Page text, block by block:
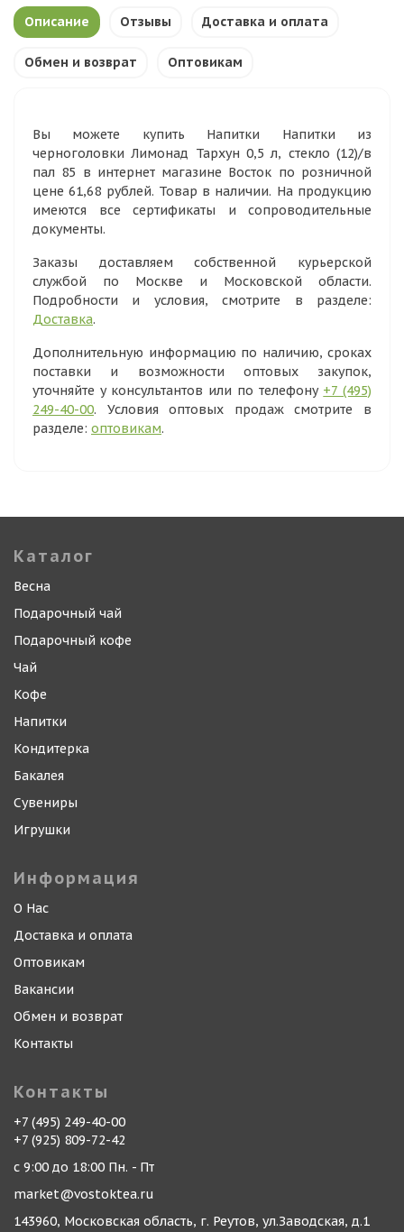
Описание Отзывы Доставка и оплата
Обмен и возврат Оптовикам
Вы можете купить Напитки Напитки из
черноголовки Лимонад Тархун 0,5 л, стекло (12)/в
пал 85 в интернет магазине Восток по розничной
цене 61,68 рублей. Товар в наличии. На продукцию
имеются все сертификаты и сопроводительные
документы.
Заказы доставляем собственной курьерской
службой по Москве и Московской области.
Подробности и условия, смотрите в разделе:
Доставка.
Дополнительную информацию по наличию, сроках
поставки и возможности оптовых закупок,
уточняйте у консультантов или по телефону +7 (495)
249-40-00. Условия оптовых продаж смотрите в
разделе: оптовикам.
Каталог
Весна
Подарочный чай
Подарочный кофе
Чай
Кофе
Напитки
Кондитерка
Бакалея
Сувениры
Игрушки
Информация
О Нас
Доставка и оплата
Оптовикам
Вакансии
Обмен и возврат
Контакты
Контакты
+7 (495) 249-40-00
+7 (925) 809-72-42
с 9:00 до 18:00 Пн. - Пт
market@vostoktea.ru
143960, Московская область, г. Реутов, ул.Заводская, д.1